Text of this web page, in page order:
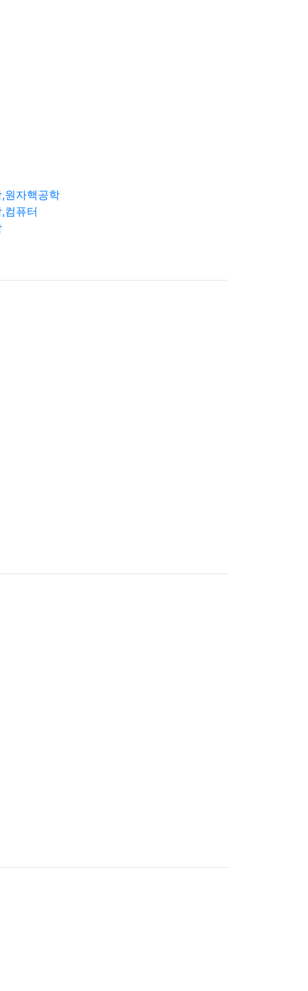
원자핵공학
컴퓨터